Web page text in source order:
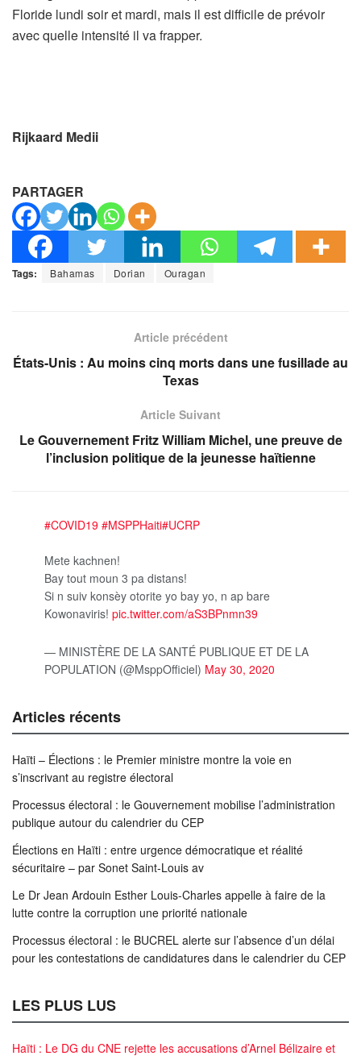
Floride lundi soir et mardi, mais il est difficile de prévoir
avec quelle intensité il va frapper.
Rijkaard Medii
PARTAGER
Tags: Bahamas Dorian Ouragan
Article précédent
États-Unis : Au moins cinq morts dans une fusillade au
Texas
Article Suivant
Le Gouvernement Fritz William Michel, une preuve de
l’inclusion politique de la jeunesse haïtienne
#COVID19 #MSPPHaiti#UCRP
Mete kachnen!
Bay tout moun 3 pa distans!
Si n suiv konsèy otorite yo bay yo, n ap bare
Kowonaviris! pic.twitter.com/aS3BPnmn39
— MINISTÈRE DE LA SANTÉ PUBLIQUE ET DE LA
POPULATION (@MsppOfficiel) May 30, 2020
Articles récents
Haïti – Élections : le Premier ministre montre la voie en
s’inscrivant au registre électoral
Processus électoral : le Gouvernement mobilise l’administration
publique autour du calendrier du CEP
Élections en Haïti : entre urgence démocratique et réalité
sécuritaire – par Sonet Saint-Louis av
Le Dr Jean Ardouin Esther Louis-Charles appelle à faire de la
lutte contre la corruption une priorité nationale
Processus électoral : le BUCREL alerte sur l’absence d’un délai
pour les contestations de candidatures dans le calendrier du CEP
LES PLUS LUS
Haïti : Le DG du CNE rejette les accusations d’Arnel Bélizaire et